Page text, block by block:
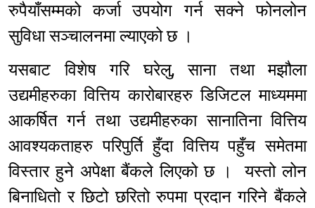
रुपैयाँसम्मको कर्जा उपयोग गर्न सक्ने फोनलोन
सुविधा सञ्चालनमा ल्याएको छ ।
यसबाट विशेष गरि घरेलु, साना तथा मझौला
उद्यमीहरुका वित्तिय कारोबारहरु डिजिटल माध्यममा
आकर्षित गर्न तथा उद्यमीहरुका सानातिना वित्तिय
आवश्यकताहरु परिपुर्ति हुँदा वित्तिय पहुँच समेतमा
विस्तार हुने अपेक्षा बैंकले लिएको छ । यस्तो लोन
बिनाधितो र छिटो छरितो रुपमा प्रदान गरिने बैंकले